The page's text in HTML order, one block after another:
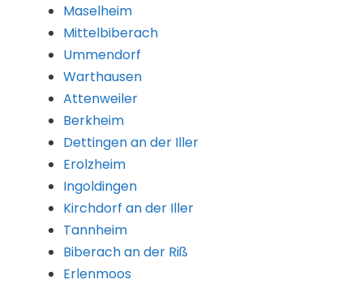
Maselheim
Mittelbiberach
Ummendorf
Warthausen
Attenweiler
Berkheim
Dettingen an der Iller
Erolzheim
Ingoldingen
Kirchdorf an der Iller
Tannheim
Biberach an der Riß
Erlenmoos